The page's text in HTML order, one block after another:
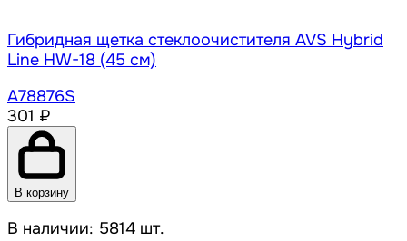
Гибридная щетка стеклоочистителя AVS Hybrid
Line HW-18 (45 см)
A78876S
301 ₽
В корзину
В наличии: 5814 шт.